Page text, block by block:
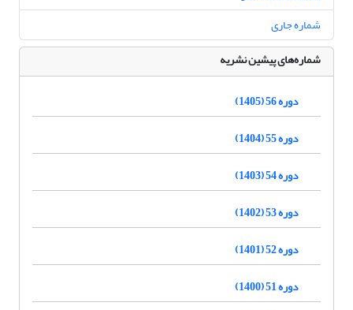
شماره جاری
شماره‌های پیشین نشریه
دوره 56 (1405)
دوره 55 (1404)
دوره 54 (1403)
دوره 53 (1402)
دوره 52 (1401)
دوره 51 (1400)